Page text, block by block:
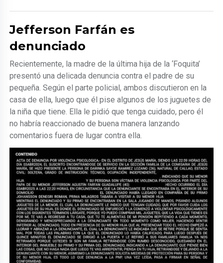
Jefferson Farfán es
denunciado
Recientemente, la madre de la última hija de la ‘Foquita’
presentó una delicada denuncia contra el padre de su
pequeña. Según el parte policial, ambos discutieron en la
casa de ella, luego que él pise algunos de los juguetes de
la niña que tiene. Ella le pidió que tenga cuidado, pero él
no habría reaccionado de buena manera lanzando
comentarios fuera de lugar contra ella.